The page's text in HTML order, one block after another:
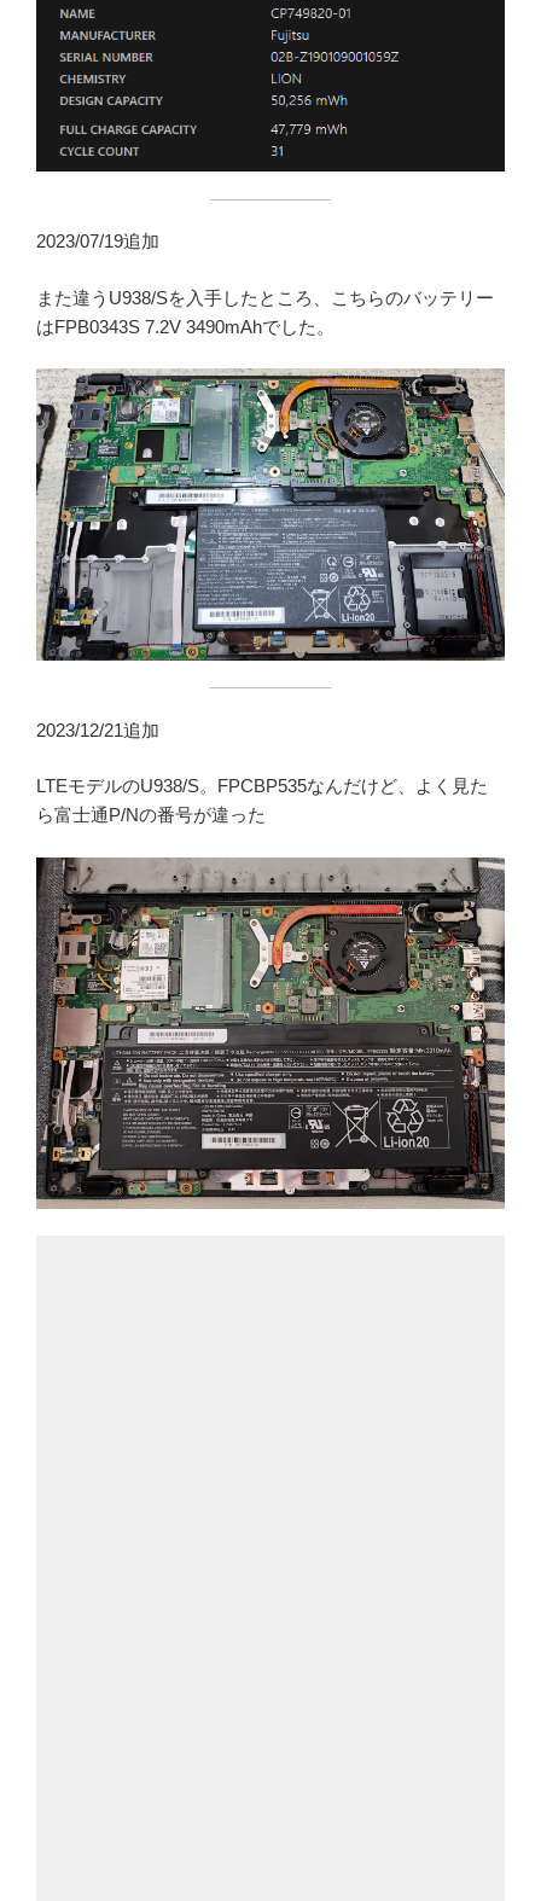
2023/07/19追加
また違うU938/Sを入手したところ、こちらのバッテリー
はFPB0343S 7.2V 3490mAhでした。
2023/12/21追加
LTEモデルのU938/S。FPCBP535なんだけど、よく見た
ら富士通P/Nの番号が違った